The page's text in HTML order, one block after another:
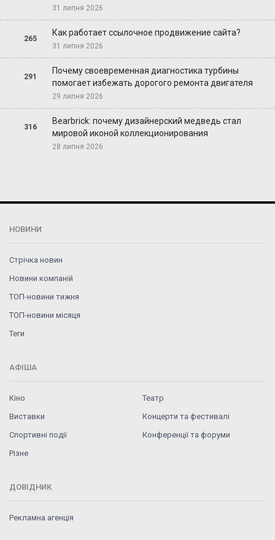
31 липня 2026
265
Как работает ссылочное продвижение сайта?
31 липня 2026
291
Почему своевременная диагностика турбины
помогает избежать дорогого ремонта двигателя
29 липня 2026
316
Bearbrick: почему дизайнерский медведь стал
мировой иконой коллекционирования
28 липня 2026
НОВИНИ
Стрічка новин
Новини компаній
ТОП-новини тижня
ТОП-новини місяця
Теги
АФІША
Кіно
Театр
Виставки
Концерти та фестивалі
Спортивні події
Конференції та форуми
Різне
ДОВІДНИК
Рекламна агенція